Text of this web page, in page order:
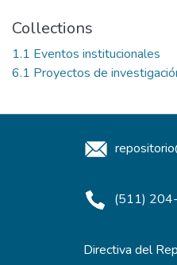
Collections
1.1 Eventos institucionales
6.1 Proyectos de
(511)
Directiva del